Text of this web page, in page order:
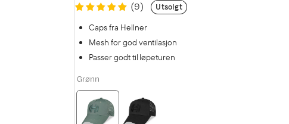
(9)
Utsolgt
Caps fra Hellner
Mesh for god ventilasjon
Passer godt til løpeturen
Grønn